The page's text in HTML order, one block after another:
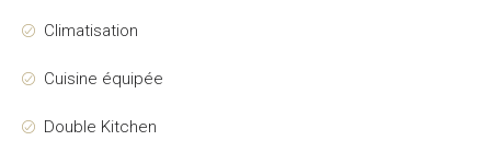
Climatisation
Cuisine équipée
Double Kitchen